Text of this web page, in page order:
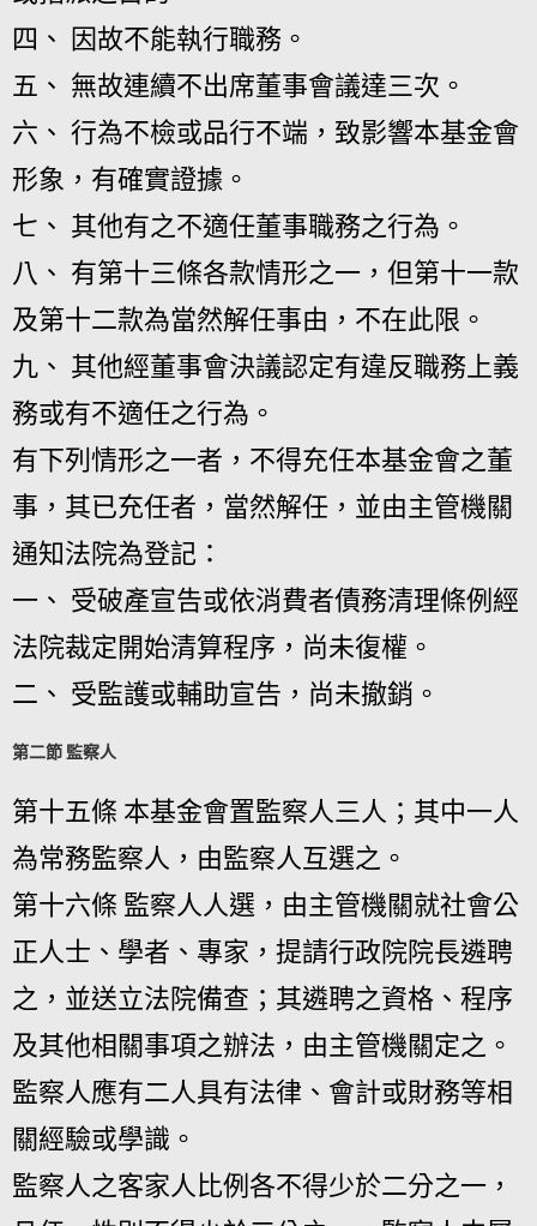
四、 因故不能執行職務。
五、 無故連續不出席董事會議達三次。
六、 行為不檢或品行不端，致影響本基金會
形象，有確實證據。
七、 其他有之不適任董事職務之行為。
八、 有第十三條各款情形之一，但第十一款
及第十二款為當然解任事由，不在此限。
九、 其他經董事會決議認定有違反職務上義
務或有不適任之行為。
有下列情形之一者，不得充任本基金會之董
事，其已充任者，當然解任，並由主管機關
通知法院為登記：
一、 受破產宣告或依消費者債務清理條例經
法院裁定開始清算程序，尚未復權。
二、 受監護或輔助宣告，尚未撤銷。
第二節 監察人
第十五條 本基金會置監察人三人；其中一人
為常務監察人，由監察人互選之。
第十六條 監察人人選，由主管機關就社會公
正人士、學者、專家，提請行政院院長遴聘
之，並送立法院備查；其遴聘之資格、程序
及其他相關事項之辦法，由主管機關定之。
監察人應有二人具有法律、會計或財務等相
關經驗或學識。
監察人之客家人比例各不得少於二分之一，